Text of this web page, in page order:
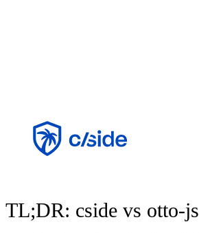
TL;DR: cside vs otto-js